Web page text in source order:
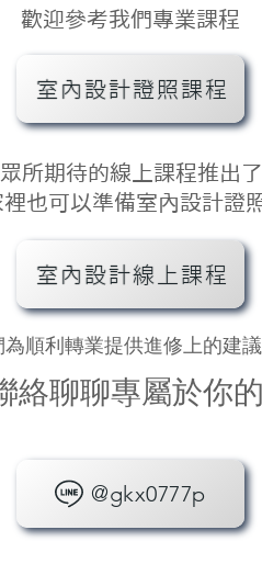
歡迎參考我們專業課程
室內設計證照課程
​眾所期待的線上課程推出了
也可以準備室內設計證
室內設計線上課程
順利轉業提供進修上的建議
絡聊聊專屬於你
@gkx0777p